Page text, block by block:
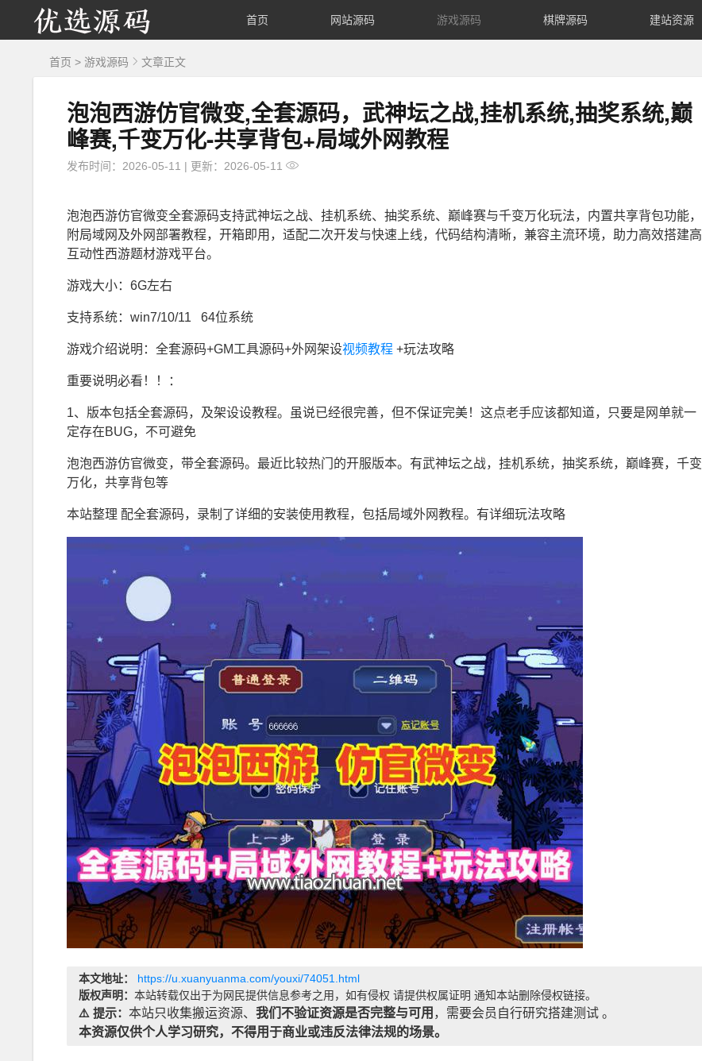
优 首页 网站源码 游戏源码 棋牌源码 建站资源
首页 > 游戏源码 文章正文
泡泡西游仿官微变,全套源码，武神坛之战,挂机系统,抽奖系统,巅
峰赛,千变万化-共享背包+局域外网教程
发布时间：2026-05-11 | 更新：2026-05-11
泡泡西游仿官微变全套源码支持武神坛之战、挂机系统、抽奖系统、巅峰赛与千变万化玩法，内置共享背包功能，
附局域网及外网部署教程，开箱即用，适配二次开发与快速上线，代码结构清晰，兼容主流环境，助力高效搭建高
互动性西游题材游戏平台。
游戏大小：6G左右
支持系统：win7/10/11 64位系统
游戏介绍说明：全套源码+GM工具源码+外网架设视频教程 +玩法攻略
重要说明必看！！：
1、版本包括全套源码，及架设设教程。虽说已经很完善，但不保证完美！这点老手应该都知道，只要是网单就一
定存在BUG，不可避免
泡泡西游仿官微变，带全套源码。最近比较热门的开服版本。有武神坛之战，挂机系统，抽奖系统，巅峰赛，千变
万化，共享背包等
本站整理 配全套源码，录制了详细的安装使用教程，包括局域外网教程。有详细玩法攻略
本文地址：
https://u.xuanyuanma.com/youxi/74051.html
版权声明： 本站转载仅出于为网民提供信息参考之用，如有侵权 请提供权属证明 通知本站删除侵权链接。
⚠️ 提示： 本站只收集搬运资源、 我们不验证资源是否完整与可用 ，需要会员自行研究搭建测试 。
本资源仅供个人学习研究，不得用于商业或违反法律法规的场景。